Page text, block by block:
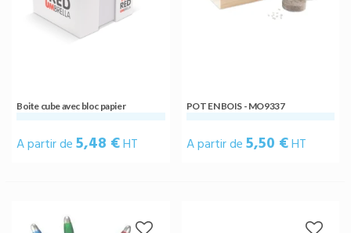
Boite cube avec bloc papier
A partir de5,48 €HT
POT EN BOIS - MO9337
A partir de5,50 €HT